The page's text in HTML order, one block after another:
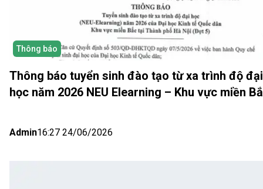
Thông báo
Thông báo tuyển sinh đào tạo từ xa trình độ đại
học năm 2026 NEU Elearning – Khu vực miền
Admin16:27 24/06/2026